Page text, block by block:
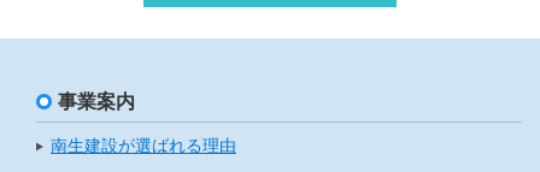
事業案内
南生建設が選ばれる理由